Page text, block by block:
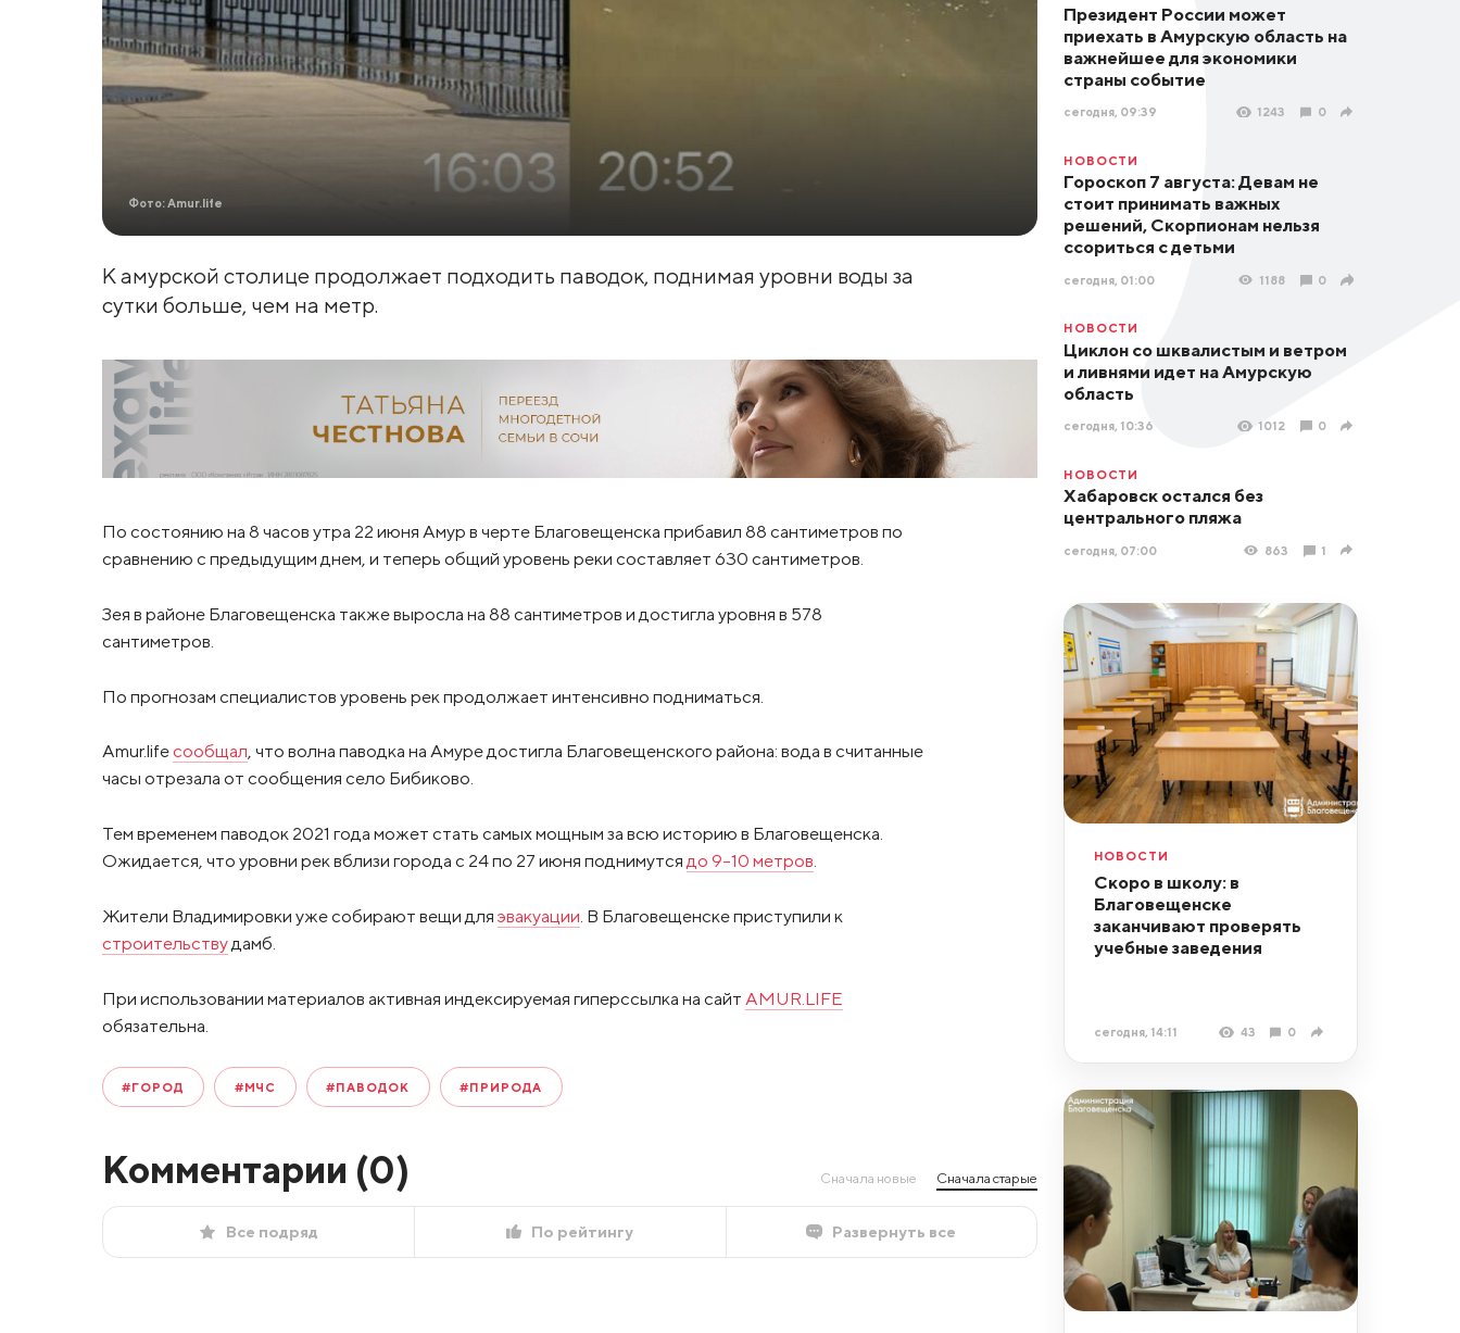
Фото: Amur.life
К амурской столице продолжает подходить паводок, поднимая уровни воды за
сутки больше, чем на метр.
По состоянию на 8 часов утра 22 июня Амур в черте Благовещенска прибавил 88 сантиметров по
сравнению с предыдущим днем, и теперь общий уровень реки составляет 630 сантиметров.
Зея в районе Благовещенска также выросла на 88 сантиметров и достигла уровня в 578
сантиметров.
По прогнозам специалистов уровень рек продолжает интенсивно подниматься.
Amur.lifeсообщал, что волна паводка на Амуре достигла Благовещенского района: вода в считанные
часы отрезала от сообщения село Бибиково.
Тем временем паводок 2021 года может стать самых мощным за всю историю в Благовещенска.
Ожидается, что уровни рек вблизи города с 24 по 27 июня поднимутсядо 9-10 метров.
Жители Владимировки уже собирают вещи для эвакуации . В Благовещенске приступили к
строительствудамб.
При использовании материалов активная индексируемая гиперссылка на сайт AMUR.LIFE
обязательна.
#ГОРОД #МЧС #ПАВОДОК #ПРИРОДА
Комментарии (0) Сначала новые Сначала старые
Все подряд По рейтингу Развернуть все
Президент России может
приехать в Амурскую область на
важнейшее для экономики
страны событие
сегодня, 09:39 1243 0
НОВОСТИ
Гороскоп 7 августа: Девам не
стоит принимать важных
решений, Скорпионам нельзя
ссориться с детьми
сегодня, 01:00 1188 0
НОВОСТИ
Циклон со шквалистым и ветром
и ливнями идет на Амурскую
область
сегодня, 10:36 1012 0
НОВОСТИ
Хабаровск остался без
центрального пляжа
сегодня, 07:00 863 1
НОВОСТИ
Скоро в школу: в
Благовещенске
заканчивают проверять
учебные заведения
сегодня, 14:11 43 0